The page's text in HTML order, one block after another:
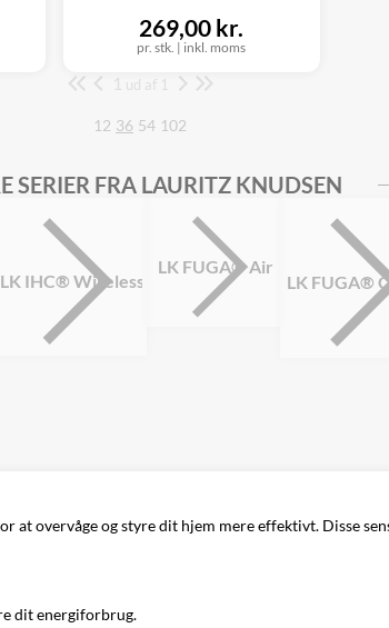
pr. stk. | inkl. moms
269,00 kr.
Side
ud af 1
12 36 54 102
SERIER FRA LAURITZ KNUDSEN
LK IHC® Wireless
LK FUGA® Air
LK FUGA®
at overvåge og styre dit hjem mere effektivt. Disse
dit energiforbrug.